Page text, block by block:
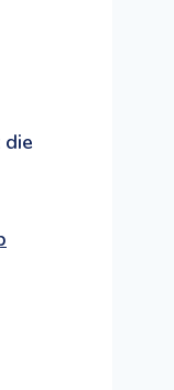
die